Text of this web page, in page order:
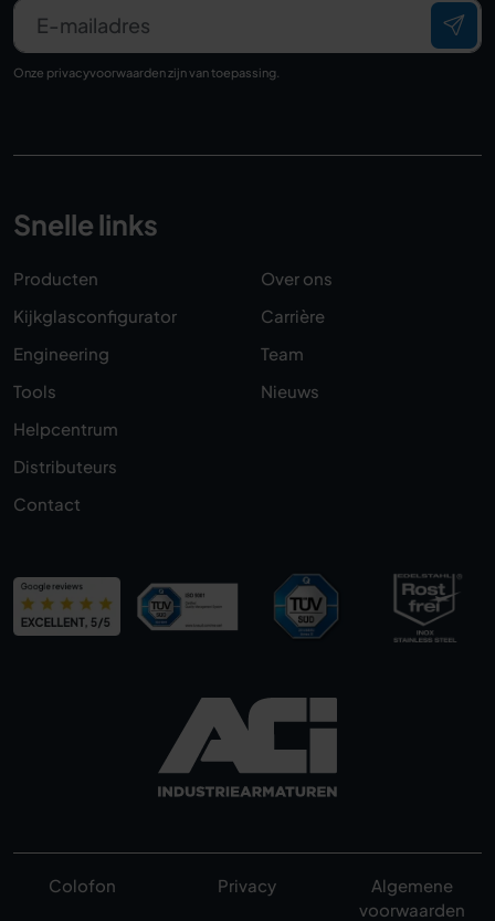
E-mailadres
Onze privacyvoorwaardenzijn van toepassing.
Snelle links
Producten
Kijkglasconfigurator
Engineering
Tools
Helpcentrum
Over ons
Carrière
Team
Nieuws
Distributeurs
Contact
Colofon Privacy
Algemene
voorwaarden